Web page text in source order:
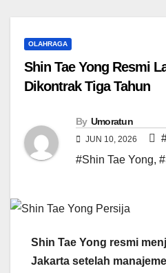
OLAHRAGA
Shin Tae Yong Resmi
Dikontrak Tiga Tahun
By Umoratun
JUN 10, 2026
#Shin Tae Yong,
Shin Tae Yong resmi
Jakarta setelah